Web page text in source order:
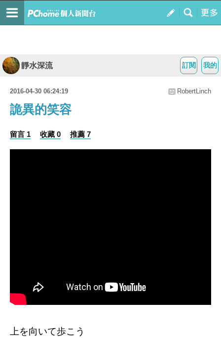
我的
訂閱
靜水深流
2016-04-30 06:24:19 RobertLinch
詭異的笑容
留言 1 收藏 0 推薦 7
上を向いて歩こう